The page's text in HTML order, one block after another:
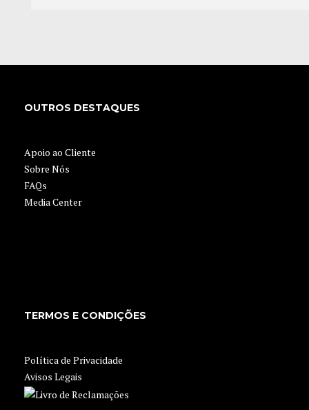
OUTROS DESTAQUES
Apoio ao Cliente
Sobre Nós
FAQs
Media Center
TERMOS E CONDIÇÕES
Política de Privacidade
Avisos Legais